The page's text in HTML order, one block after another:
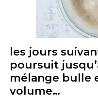
les jours
poursuit
mélange bulle
volume…